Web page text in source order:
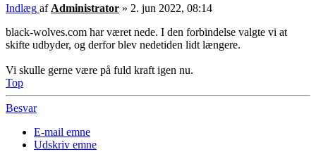
Indlæg af Administrator » 2. jun 2022, 08:14
black-wolves.com har været nede. I den forbindelse valgte vi at
skifte udbyder, og derfor blev nedetiden lidt længere.
Vi skulle gerne være på fuld kraft igen nu.
Top
Besvar
E-mail emne
Udskriv emne